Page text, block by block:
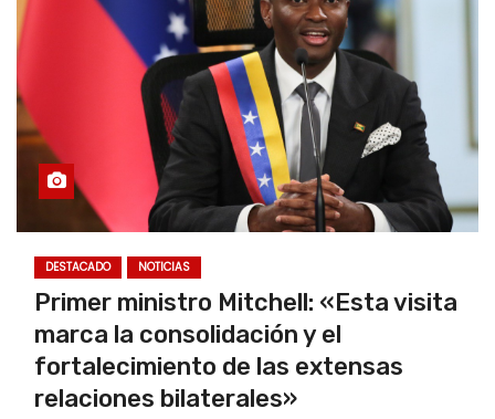
DESTACADO NOTICIAS
Primer ministro Mitchell: «Esta visita
marca la consolidación y el
fortalecimiento de las extensas
relaciones bilaterales»